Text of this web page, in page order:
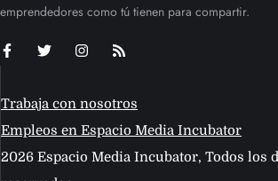
emprendedores como tú tienen para compartir.
Trabaja con nosotros
Empleos en Espacio Media Incubator
2026 Espacio Media Incubator, Todos los